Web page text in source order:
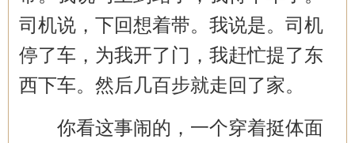
司机说，下回想着带。我说是。司机
停了车，为我开了门，我赶忙提了东
西下车。然后几百步就走回了家。
你看这事闹的，一个穿着挺体面